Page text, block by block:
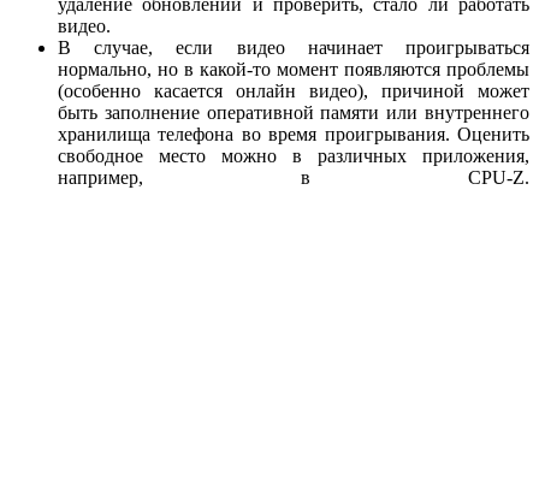
видео.
В случае, если видео начинает проигрываться
нормально, но в какой-то момент появляются проблемы
(особенно касается онлайн видео), причиной может
быть заполнение оперативной памяти или внутреннего
хранилища телефона во время проигрывания. Оценить
свободное место можно в различных приложения,
например, в CPU-Z.